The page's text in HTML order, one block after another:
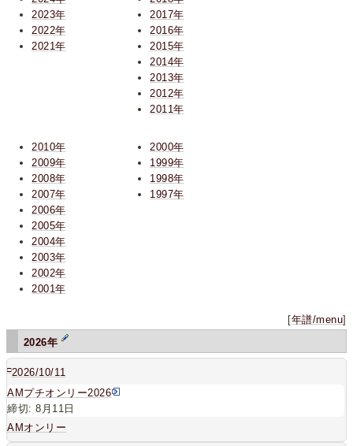
2023年
2022年
2021年
2017年
2016年
2015年
2014年
2013年
2012年
2011年
2010年
2009年
2008年
2007年
2006年
2005年
2004年
2003年
2002年
2001年
2000年
1999年
1998年
1997年
[年譜/menu]
2026年
□2026/10/11
AMプチオンリー2026
締切: 8月11日
AMオンリー